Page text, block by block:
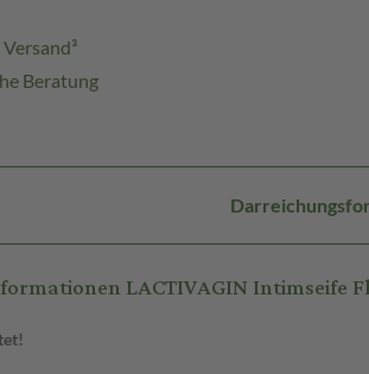
Beratung
LACTIVAGIN Intimseife